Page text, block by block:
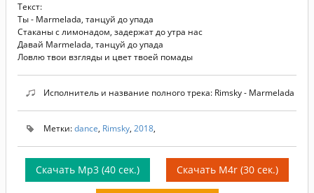
Текст:
Ты - Marmelada, танцуй до упада
Стаканы с лимонадом, задержат до утра нас
Давай Marmelada, танцуй до упада
Ловлю твои взгляды и цвет твоей помады
Исполнитель и название полного трека: Rimsky - Marmelada
Метки:dance, Rimsky, 2018,
Скачать Mp3 (40 сек.) Скачать M4r (30 сек.)